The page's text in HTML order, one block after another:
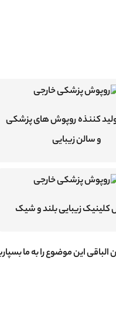
کننذه روپوش های پزشکی
و سالن زیبایی
کلینیک زیبایی بلند و شیک
این موضوع را به ما